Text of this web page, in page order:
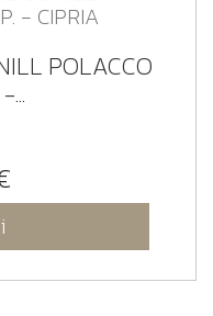
POLACCO
...